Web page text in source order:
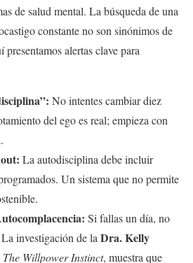
de salud mental. La búsqueda de una
constante no son sinónimos de
alertas clave para
No intentes cambiar diez
del ego es real; empieza con
La autodisciplina debe incluir
Un sistema que no permite
Si fallas un día, no
investigación de la Dra. Kelly
The Willpower Instinct, muestra que